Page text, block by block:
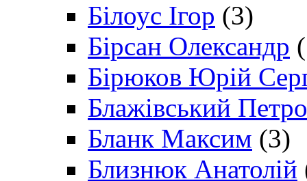
Білоус Ігор (3)
Бірсан Олександр
Бірюков Юрій
Блажівський Петро
Бланк Максим (3)
Близнюк Анатолій